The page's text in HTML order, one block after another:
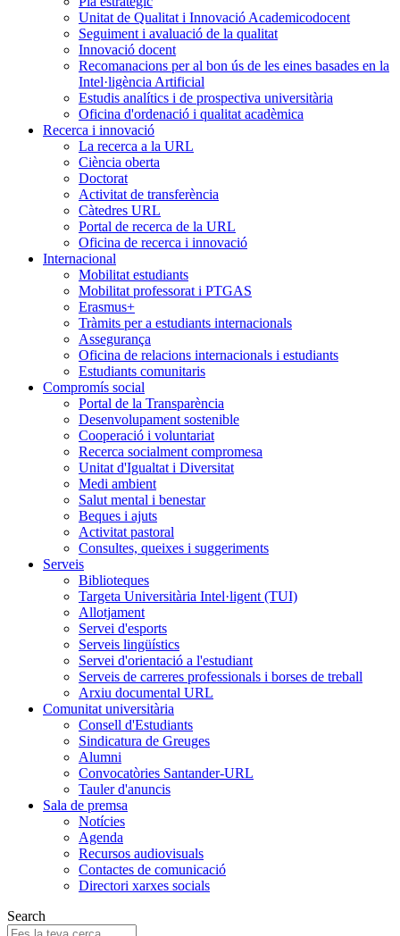
Unitat de Qualitat i Innovació Academicodocent
Seguiment i avaluació de la qualitat
Innovació docent
Recomanacions per al bon ús de les eines basades en la
Intel·ligència Artificial
Estudis analítics i de prospectiva universitària
Oficina d'ordenació i qualitat acadèmica
Recerca i innovació
La recerca a la URL
Ciència oberta
Doctorat
Activitat de transferència
Càtedres URL
Portal de recerca de la URL
Oficina de recerca i innovació
Internacional
Mobilitat estudiants
Mobilitat professorat i PTGAS
Erasmus+
Tràmits per a estudiants internacionals
Assegurança
Oficina de relacions internacionals i estudiants
Estudiants comunitaris
Compromís social
Portal de la Transparència
Desenvolupament sostenible
Cooperació i voluntariat
Recerca socialment compromesa
Unitat d'Igualtat i Diversitat
Medi ambient
Salut mental i benestar
Beques i ajuts
Activitat pastoral
Consultes, queixes i suggeriments
Serveis
Biblioteques
Targeta Universitària Intel·ligent (TUI)
Allotjament
Servei d'esports
Serveis lingüístics
Servei d'orientació a l'estudiant
Serveis de carreres professionals i borses de treball
Arxiu documental URL
Comunitat universitària
Consell d'Estudiants
Sindicatura de Greuges
Alumni
Convocatòries Santander-URL
Tauler d'anuncis
Sala de premsa
Notícies
Agenda
Recursos audiovisuals
Contactes de comunicació
Directori xarxes socials
Search